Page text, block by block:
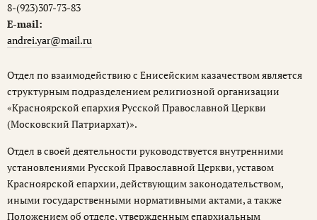
8-(923)307-73-83
E-mail:
andrei.yar@mail.ru
Отдел по взаимодействию с Енисейским казачеством является
структурным подразделением религиозной организации
«Красноярской епархия Русской Православной Церкви
(Московский Патриархат)».
Отдел в своей деятельности руководствуется внутренними
установлениями Русской Православной Церкви, уставом
Красноярской епархии, действующим законодательством,
иными государственными нормативными актами, а также
Положением об отделе, утвержденным епархиальным